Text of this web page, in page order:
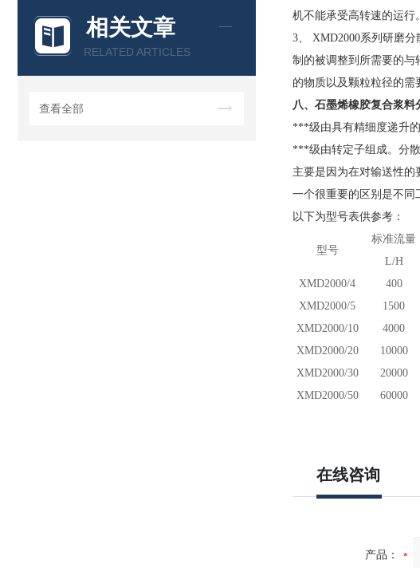
相关文章
RELATED ARTICLES
查看全部
机不能承受高转速的运行
3、 XMD2000系列研磨
制的被调整到所需要的
的物质以及颗粒粒径的需
八、 石墨烯橡胶复合浆料
***级由具有精细度递升
***级由转定子组成。分
主要是因为在对输送性
一个很重要的区别是不同
以下为型号表供参考：
型号
标准流量
L/H
XMD2000/4 400
XMD2000/5 1500
XMD2000/10 4000
XMD2000/20 10000
XMD2000/30 20000
XMD2000/50 60000
在线咨询
产品：